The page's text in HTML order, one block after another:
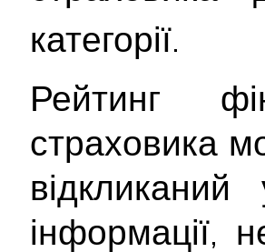
категорії.
Рейтинг
страховика
інформації,